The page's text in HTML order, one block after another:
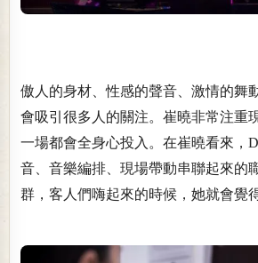
傲人的身材、性感的聲音、激情的舞
會吸引很多人的關注。崔曉非常注重
一場都會全身心投入。在崔曉看來，
音、音樂編排、現場帶動串聯起來的
群，客人們嗨起來的時候，她就會覺